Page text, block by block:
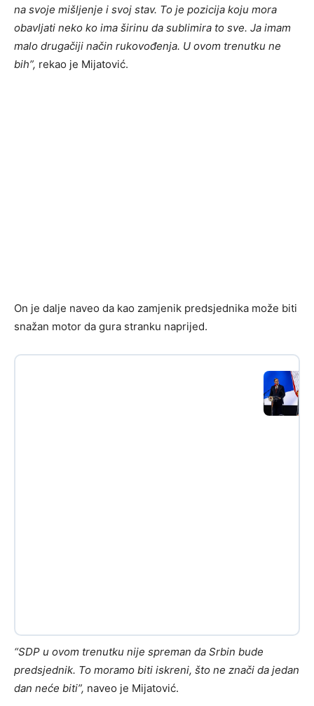
na svoje mišljenje i svoj stav. To je pozicija koju mora
obavljati neko ko ima širinu da sublimira to sve. Ja imam
malo drugačiji način rukovođenja. U ovom trenutku ne
bih”, rekao je Mijatović.
On je dalje naveo da kao zamjenik predsjednika može biti
snažan motor da gura stranku naprijed.
“SDP u ovom trenutku nije spreman da Srbin bude
predsjednik. To moramo biti iskreni, što ne znači da jedan
dan neće biti”, naveo je Mijatović.